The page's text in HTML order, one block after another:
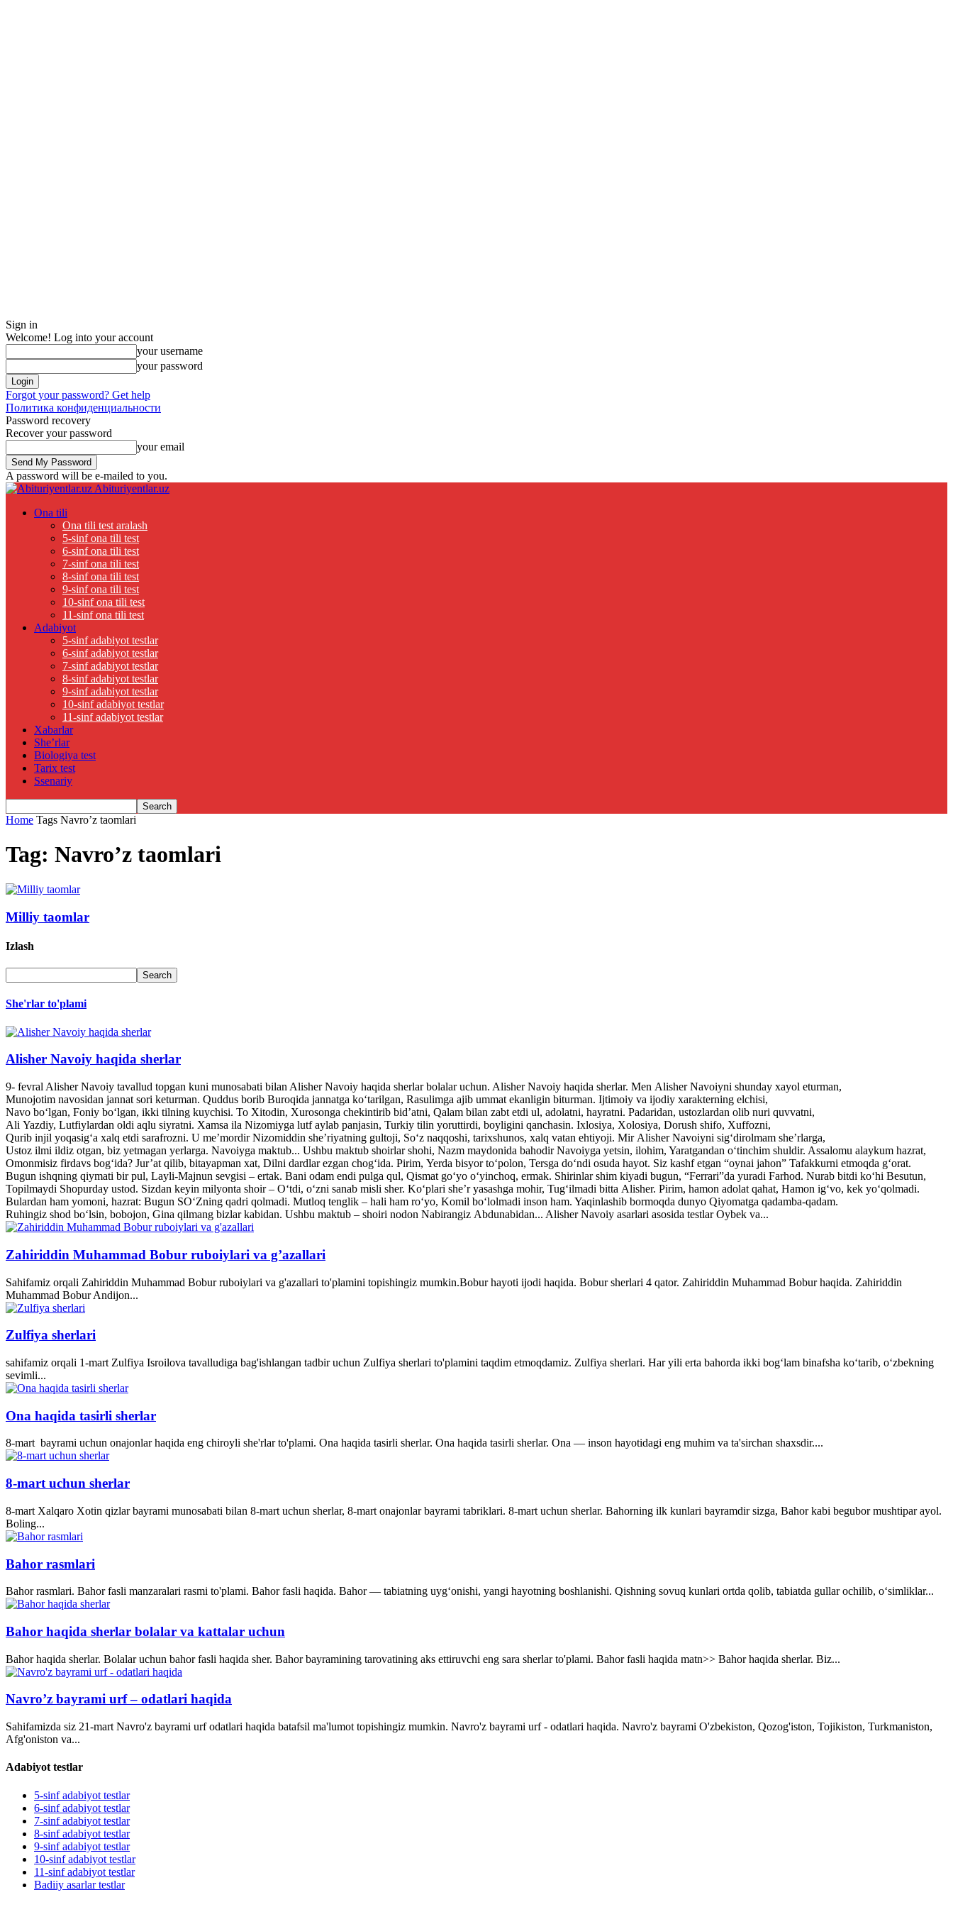
Sign in
Welcome! Log into your account
your username
your password
Forgot your password? Get help
Политика конфиденциальности
Password recovery
Recover your password
your email
A password will be e-mailed to you.
Abituriyentlar.uz
Ona tili
Ona tili test aralash
5-sinf ona tili test
6-sinf ona tili test
7-sinf ona tili test
8-sinf ona tili test
9-sinf ona tili test
10-sinf ona tili test
11-sinf ona tili test
Adabiyot
5-sinf adabiyot testlar
6-sinf adabiyot testlar
7-sinf adabiyot testlar
8-sinf adabiyot testlar
9-sinf adabiyot testlar
10-sinf adabiyot testlar
11-sinf adabiyot testlar
Xabarlar
She’rlar
Biologiya test
Tarix test
Ssenariy
Home Tags Navro’z taomlari
Tag: Navro’z taomlari
Milliy taomlar
Izlash
She'rlar to'plami
Alisher Navoiy haqida sherlar
9- fevral Alisher Navoiy tavallud topgan kuni munosabati bilan Alisher Navoiy haqida sherlar bolalar uchun. Alisher Navoiy haqida sherlar. Men Alisher Navoiyni shunday xayol eturman,
Munojotim navosidan jannat sori keturman. Quddus borib Buroqida jannatga ko‘tarilgan, Rasulimga ajib ummat ekanligin biturman. Ijtimoiy va ijodiy xarakterning elchisi,
Navo bo‘lgan, Foniy bo‘lgan, ikki tilning kuychisi. To Xitodin, Xurosonga chekintirib bid’atni, Qalam bilan zabt etdi ul, adolatni, hayratni. Padaridan, ustozlardan olib nuri quvvatni,
Ali Yazdiy, Lutfiylardan oldi aqlu siyratni. Xamsa ila Nizomiyga lutf aylab panjasin, Turkiy tilin yoruttirdi, boyligini qanchasin. Ixlosiya, Xolosiya, Dorush shifo, Xuffozni,
Qurib injil yoqasig‘a xalq etdi sarafrozni. U me’mordir Nizomiddin she’riyatning gultoji, So‘z naqqoshi, tarixshunos, xalq vatan ehtiyoji. Mir Alisher Navoiyni sig‘dirolmam she’rlarga,
Ustoz ilmi ildiz otgan, biz yetmagan yerlarga. Navoiyga maktub... Ushbu maktub shoirlar shohi, Nazm maydonida bahodir Navoiyga yetsin, ilohim, Yaratgandan o‘tinchim shuldir. Assalomu alaykum hazrat,
Omonmisiz firdavs bog‘ida? Jur’at qilib, bitayapman xat, Dilni dardlar ezgan chog‘ida. Pirim, Yerda bisyor to‘polon, Tersga do‘ndi osuda hayot. Siz kashf etgan “oynai jahon” Tafakkurni etmoqda g‘orat.
Bugun ishqning qiymati bir pul, Layli-Majnun sevgisi – ertak. Bani odam endi pulga qul, Qismat go‘yo o‘yinchoq, ermak. Shirinlar shim kiyadi bugun, “Ferrari”da yuradi Farhod. Nurab bitdi ko‘hi Besutun,
Topilmaydi Shopurday ustod. Sizdan keyin milyonta shoir – O‘tdi, o‘zni sanab misli sher. Ko‘plari she’r yasashga mohir, Tug‘ilmadi bitta Alisher. Pirim, hamon adolat qahat, Hamon ig‘vo, kek yo‘qolmadi.
Bulardan ham yomoni, hazrat: Bugun SO‘Zning qadri qolmadi. Mutloq tenglik – hali ham ro‘yo, Komil bo‘lolmadi inson ham. Yaqinlashib bormoqda dunyo Qiyomatga qadamba-qadam.
Ruhingiz shod bo‘lsin, bobojon, Gina qilmang bizlar kabidan. Ushbu maktub – shoiri nodon Nabirangiz Abdunabidan... Alisher Navoiy asarlari asosida testlar Oybek va...
Zahiriddin Muhammad Bobur ruboiylari va g’azallari
Sahifamiz orqali Zahiriddin Muhammad Bobur ruboiylari va g'azallari to'plamini topishingiz mumkin.Bobur hayoti ijodi haqida. Bobur sherlari 4 qator. Zahiriddin Muhammad Bobur haqida. Zahiriddin
Muhammad Bobur Andijon...
Zulfiya sherlari
sahifamiz orqali 1-mart Zulfiya Isroilova tavalludiga bag'ishlangan tadbir uchun Zulfiya sherlari to'plamini taqdim etmoqdamiz. Zulfiya sherlari. Har yili erta bahorda ikki bogʻlam binafsha koʻtarib, oʻzbekning
sevimli...
Ona haqida tasirli sherlar
8-mart bayrami uchun onajonlar haqida eng chiroyli she'rlar to'plami. Ona haqida tasirli sherlar. Ona haqida tasirli sherlar. Ona — inson hayotidagi eng muhim va ta'sirchan shaxsdir....
8-mart uchun sherlar
8-mart Xalqaro Xotin qizlar bayrami munosabati bilan 8-mart uchun sherlar, 8-mart onajonlar bayrami tabriklari. 8-mart uchun sherlar. Bahorning ilk kunlari bayramdir sizga, Bahor kabi begubor mushtipar ayol.
Boling...
Bahor rasmlari
Bahor rasmlari. Bahor fasli manzaralari rasmi to'plami. Bahor fasli haqida. Bahor — tabiatning uyg‘onishi, yangi hayotning boshlanishi. Qishning sovuq kunlari ortda qolib, tabiatda gullar ochilib, o‘simliklar...
Bahor haqida sherlar bolalar va kattalar uchun
Bahor haqida sherlar. Bolalar uchun bahor fasli haqida sher. Bahor bayramining tarovatining aks ettiruvchi eng sara sherlar to'plami. Bahor fasli haqida matn>> Bahor haqida sherlar. Biz...
Navro’z bayrami urf – odatlari haqida
Sahifamizda siz 21-mart Navro'z bayrami urf odatlari haqida batafsil ma'lumot topishingiz mumkin. Navro'z bayrami urf - odatlari haqida. Navro'z bayrami O'zbekiston, Qozog'iston, Tojikiston, Turkmaniston,
Afg'oniston va...
Adabiyot testlar
5-sinf adabiyot testlar
6-sinf adabiyot testlar
7-sinf adabiyot testlar
8-sinf adabiyot testlar
9-sinf adabiyot testlar
10-sinf adabiyot testlar
11-sinf adabiyot testlar
Badiiy asarlar testlar